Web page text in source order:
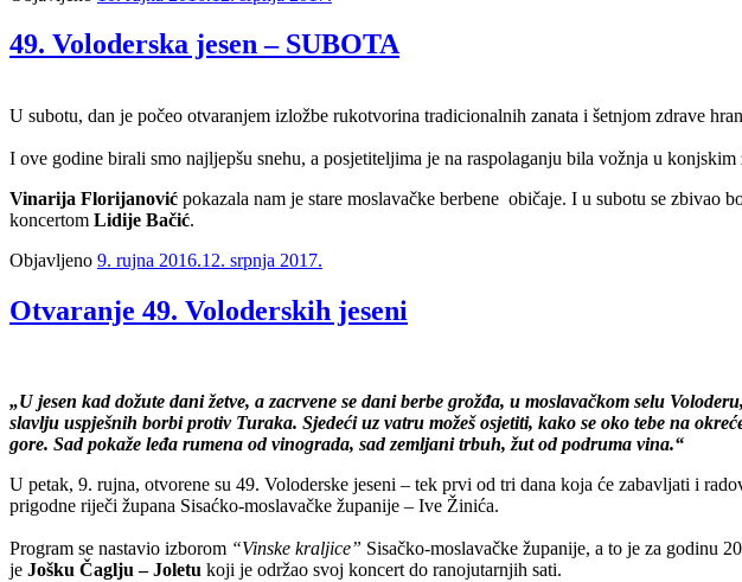
49. Voloderska jesen – SUBOTA
U subotu, dan je počeo otvaranjem izložbe rukotvorina tradicionalnih zanata i šetnjom zdrave
I ove godine birali smo najljepšu snehu, a posjetiteljima je na raspolaganju bila vožnja u konjskim
Vinarija Florijanović pokazala nam je stare moslavačke berbene običaje. I u subotu se
koncertom Lidije Bačić.
Objavljeno 9. rujna 2016.12. srpnja 2017.
Otvaranje 49. Voloderskih jeseni
„U jesen kad dožute dani žetve, a zacrvene se dani berbe grožđa, u moslavačkom selu
slavlju uspješnih borbi protiv Turaka. Sjedeći uz vatru možeš osjetiti, kako se oko tebe na
gore. Sad pokaže leđa rumena od vinograda, sad zemljani trbuh, žut od podruma vina.“
U petak, 9. rujna, otvorene su 49. Voloderske jeseni – tek prvi od tri dana koja će zabavljati i
prigodne riječi župana Sisaćko-moslavačke županije – Ive Žinića.
Program se nastavio izborom “Vinske kraljice” Sisačko-moslavačke županije, a to je za godinu
je Jošku Čaglju – Joletu koji je održao svoj koncert do ranojutarnjih sati.